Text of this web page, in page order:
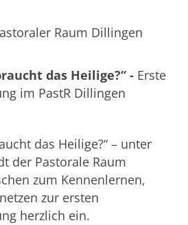
Raum Dillingen
das Heilige?“ - Erste
im PastR Dillingen
das Heilige?“ – unter
der Pastorale Raum
zum Kennenlernen,
zur ersten
herzlich ein.